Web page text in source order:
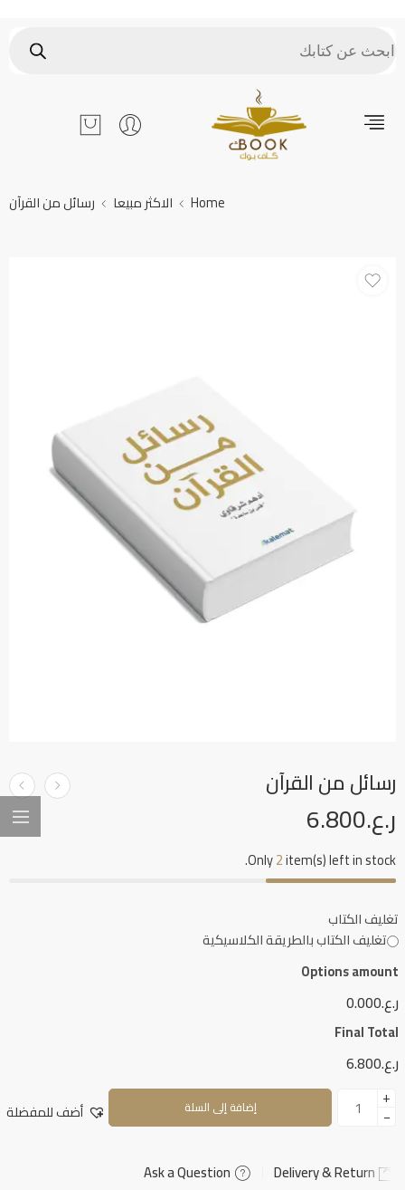
Home الاكثر مبيعا رسائل من القرآن
رسائل من القرآن
ر.ع.6.800
Only2item(s) left in stock.
تغليف الكتاب
تغليف الكتاب بالطريقة الكلاسيكية
Options amount
ر.ع.0.000
Final Total
ر.ع.6.800
+
− إضافة إلى السلة أضف للمفضلة